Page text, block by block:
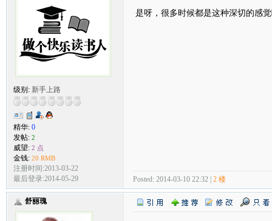
级别: 新手上路
精华: 0
发帖: 2
威望: 2 点
金钱: 20 RMB
注册时间:2013-03-22
最后登录:2014-05-29
是呀，很多时候都是这种深切的感
Posted: 2014-03-10 22:32 | 2 楼
舒丽瑰